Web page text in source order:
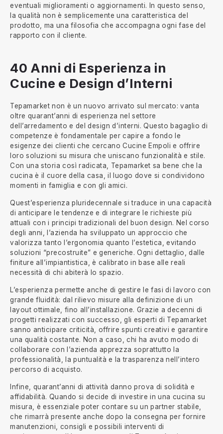
eventuali miglioramenti o aggiornamenti. In questo senso,
la qualità non è semplicemente una caratteristica del
prodotto, ma una filosofia che accompagna ogni fase del
rapporto con il cliente.
40 Anni di Esperienza in
Cucine e Design d’Interni
Tepamarket non è un nuovo arrivato sul mercato: vanta
oltre quarant’anni di esperienza nel settore
dell’arredamento e del design d’interni. Questo bagaglio di
competenze è fondamentale per capire a fondo le
esigenze dei clienti che cercano Cucine Empoli e offrire
loro soluzioni su misura che uniscano funzionalità e stile.
Con una storia così radicata, Tepamarket sa bene che la
cucina è il cuore della casa, il luogo dove si condividono
momenti in famiglia e con gli amici.
Quest’esperienza pluridecennale si traduce in una capacità
di anticipare le tendenze e di integrare le richieste più
attuali con i principi tradizionali del buon design. Nel corso
degli anni, l’azienda ha sviluppato un approccio che
valorizza tanto l’ergonomia quanto l’estetica, evitando
soluzioni “precostruite” e generiche. Ogni dettaglio, dalle
finiture all’impiantistica, è calibrato in base alle reali
necessità di chi abiterà lo spazio.
L’esperienza permette anche di gestire le fasi di lavoro con
grande fluidità: dal rilievo misure alla definizione di un
layout ottimale, fino all’installazione. Grazie a decenni di
progetti realizzati con successo, gli esperti di Tepamarket
sanno anticipare criticità, offrire spunti creativi e garantire
una qualità costante. Non a caso, chi ha avuto modo di
collaborare con l’azienda apprezza soprattutto la
professionalità, la puntualità e la trasparenza nell’intero
percorso di acquisto.
Infine, quarant’anni di attività danno prova di solidità e
affidabilità. Quando si decide di investire in una cucina su
misura, è essenziale poter contare su un partner stabile,
che rimarrà presente anche dopo la consegna per fornire
manutenzioni, consigli e possibili interventi di